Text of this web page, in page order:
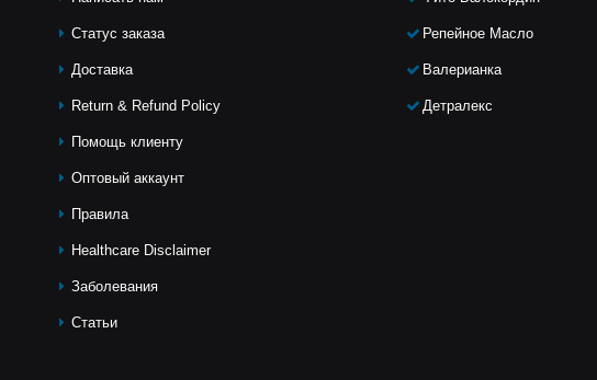
Статус заказа
Доставка
Return & Refund Policy
Помощь клиeнту
Оптовый аккаунт
Правила
Healthcare Disclaimer
Заболевания
Статьи
Репейное Масло
Валерианка
Детралекс